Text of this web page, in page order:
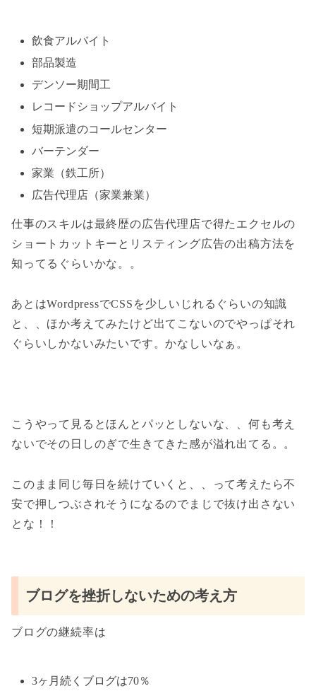
飲食アルバイト
部品製造
デンソー期間工
レコードショップアルバイト
短期派遣のコールセンター
バーテンダー
家業（鉄工所）
広告代理店（家業兼業）
仕事のスキルは最終歴の広告代理店で得たエクセルの
ショートカットキーとリスティング広告の出稿方法を
知ってるぐらいかな。。
あとはWordpressでCSSを少しいじれるぐらいの知識
と、、ほか考えてみたけど出てこないのでやっぱそれ
ぐらいしかないみたいです。かなしいなぁ。
こうやって見るとほんとパッとしないな、、何も考え
ないでその日しのぎで生きてきた感が溢れ出てる。。
このまま同じ毎日を続けていくと、、って考えたら不
安で押しつぶされそうになるのでまじで抜け出さない
とな！！
ブログを挫折しないための考え方
ブログの継続率は
3ヶ月続くブログは70％